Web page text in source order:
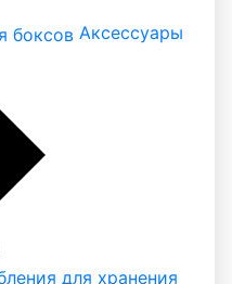
Аксессуары